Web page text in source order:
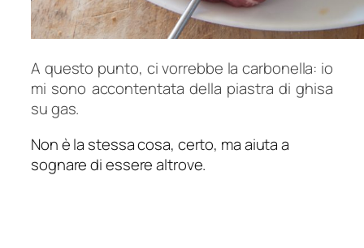
A questo punto, ci vorrebbe la carbonella: io
mi sono accontentata della piastra di ghisa
su gas.
Non è la stessa cosa, certo, ma aiuta a
sognare di essere altrove.